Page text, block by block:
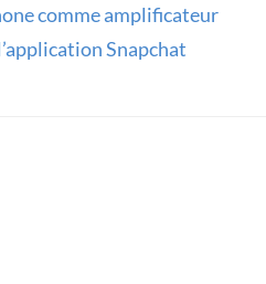
comme amplificateur
Snapchat